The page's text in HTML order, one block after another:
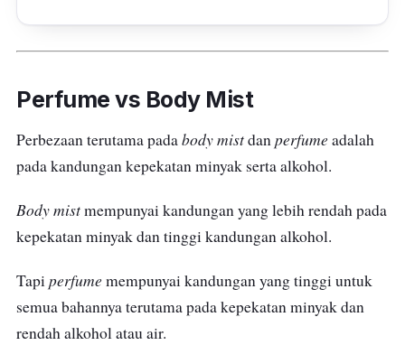
Selain itu, body mist ini turut mengandungi
menyingkirkan kotoran pada kulit anda.
Bauan mewah sepertisparkling berriesdan
sweet tangerinepastinya memberikan
keharuman yang segar untuk anda.
Paling menariknya, Peg-120 Methyl Glucose
Dioleate antara bahan yang membantu
mengurangkan masalah iritasi kulit dari
berlaku akibat kandungan alkohol.
Perfume vs Body Mist
Perbezaan terutama padabody mistdanperfume adalah
pada kandungan kepekatan minyak serta alkohol.
Body mistmempunyai kandungan yang lebih rendah pada
kepekatan minyak dan tinggi kandungan alkohol.
Tapiperfume mempunyai kandungan yang tinggi untuk
semua bahannya terutama pada kepekatan minyak dan
rendah alkohol atau air.